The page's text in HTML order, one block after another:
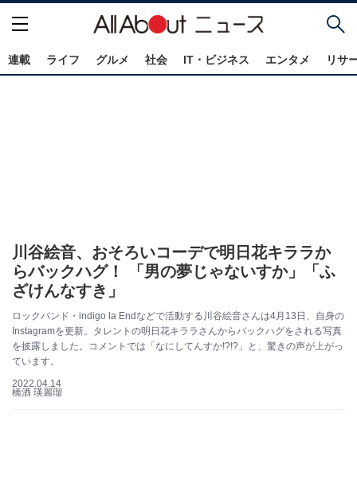
連載 ライフ グルメ 社会 IT・ビジネス エンタメ リサ
川谷絵音、おそろいコーデで明日花キララか
らバックハグ！ 「男の夢じゃないすか」「ふ
ざけんなすき」
ロックバンド・indigo la Endなどで活動する川谷絵音さんは4月13日、自身の
Instagramを更新。タレントの明日花キララさんからバックハグをされる写真
を披露しました。コメントでは「なにしてんすか!?!?」と、驚きの声が上がっ
ています。
2022.04.14
橋酒 瑛麗瑠